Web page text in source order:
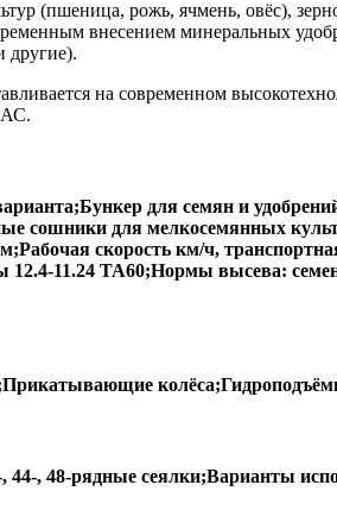
(пшеница, рожь, ячмень, овёс),
внесением минеральных
на современном
для семян и
сошники для мелкосемянных
30 до 90 мм;Рабочая скорость —
и ширины 12.4-11.24 TA60;Нормы
, 38-, 40-, 42-, 44-, 48-рядные